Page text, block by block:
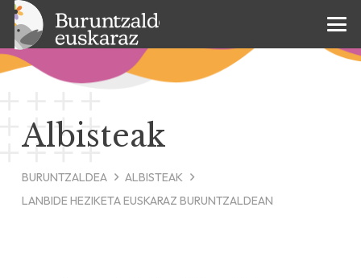
Albisteak
BURUNTZALDEA
ALBISTEAK
LANBIDE HEZIKETA EUSKARAZ BURUNTZALDEAN